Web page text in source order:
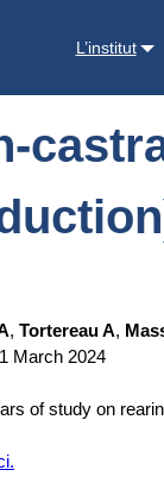
L’institut
, Tortereau A,
March 2024
of study on